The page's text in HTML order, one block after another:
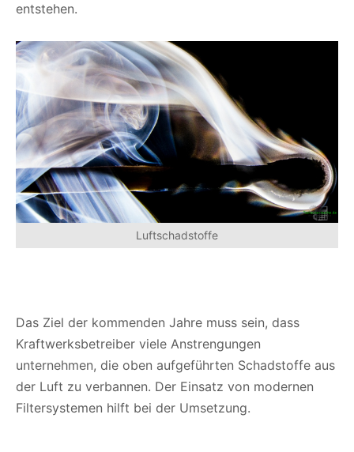
entstehen.
Luftschadstoffe
Das Ziel der kommenden Jahre muss sein, dass
Kraftwerksbetreiber viele Anstrengungen
unternehmen, die oben aufgeführten Schadstoffe aus
der Luft zu verbannen. Der Einsatz von modernen
Filtersystemen hilft bei der Umsetzung.